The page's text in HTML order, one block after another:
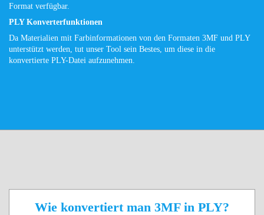
Format verfügbar.
PLY Konverterfunktionen
Da Materialien mit Farbinformationen von den Formaten 3MF und PLY
unterstützt werden, tut unser Tool sein Bestes, um diese in die
konvertierte PLY-Datei aufzunehmen.
Wie konvertiert man 3MF in PLY?